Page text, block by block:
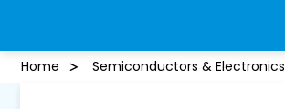
Home Semiconductors & Electronics